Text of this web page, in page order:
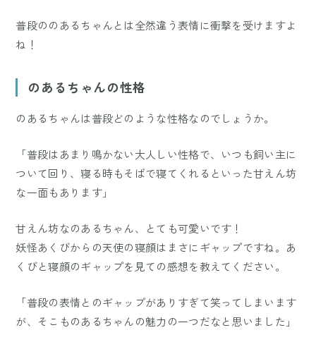
普段ののあるちゃんとは全然違う表情に衝撃を受けますよ
ね！
のあるちゃんの性格
のあるちゃんは普段どのような性格なのでしょうか。
「普段はあまり鳴かない大人しい性格で、いつも飼い主に
ついて回り、寝る時もそばで寝てくれるといった甘えん坊
な一面もあります」
甘えん坊なのあるちゃん、とても可愛いです！
妖怪あくびからの天使の寝顔はまさにギャップですね。あ
くびと寝顔のギャップを見ての感想を教えてください。
「普段の表情とのギャップがありすぎて笑ってしまいます
が、そこものあるちゃんの魅力の一つだなと思いました」